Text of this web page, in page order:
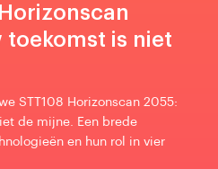
toekomst is niet
STT108 Horizonscan 2055:
de mijne. Een brede
en hun rol in vier